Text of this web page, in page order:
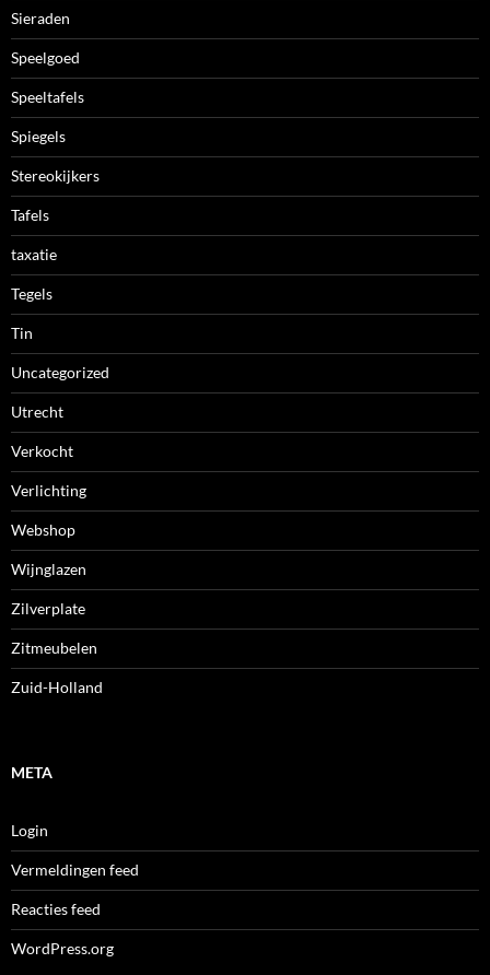
Sieraden
Speelgoed
Speeltafels
Spiegels
Stereokijkers
Tafels
taxatie
Tegels
Tin
Uncategorized
Utrecht
Verkocht
Verlichting
Webshop
Wijnglazen
Zilverplate
Zitmeubelen
Zuid-Holland
META
Login
Vermeldingen feed
Reacties feed
WordPress.org